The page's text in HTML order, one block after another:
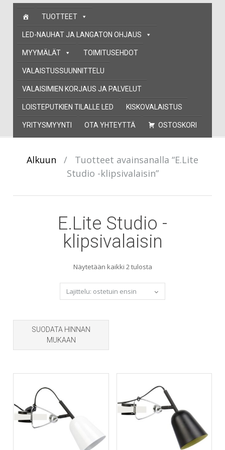
Skip
content
TUOTTEET
LED-NAUHAT JA LANGATON OHJAUS
MYYMÄLÄT TOIMITUSEHDOT
VALAISTUSSUUNNITTELU
VALAISIMIEN KORJAUS JA PALVELUT
LOISTEPUTKIEN TILALLE LED KISKOVALAISTUS
YRITYSMYYNTI OTA YHTEYTTÄ OSTOSKORI
Alkuun /
Tuotteet avainsanalla “E.Lite
Studio -klipsivalaisin”
E.Lite Studio -
klipsivalaisin
Näytetään kaikki 2 tulostaSorted
by
popularity
SUODATA HINNAN
MUKAAN